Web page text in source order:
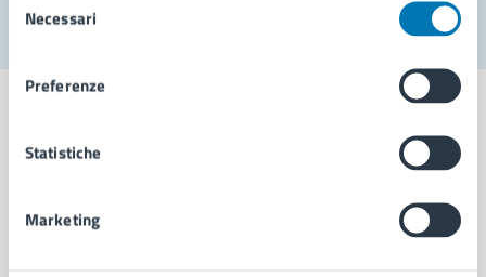
delNecessari
Preferenze
Statistiche
Marketing